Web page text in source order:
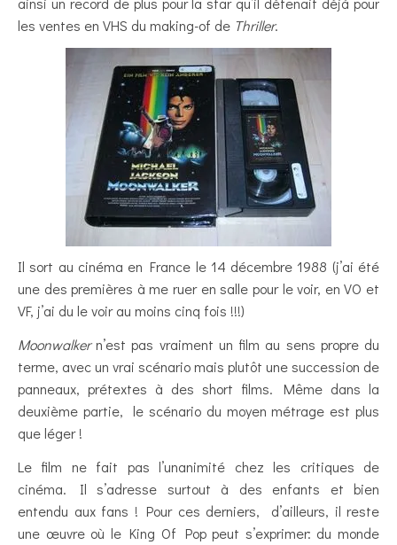
les ventes en VHS du making-of de Thriller.
Il sort au cinéma en France le 14 décembre 1988 (j’ai été
une des premières à me ruer en salle pour le voir, en VO et
VF, j’ai du le voir au moins cinq fois !!!)
Moonwalkern’est pas vraiment un film au sens propre du
terme, avec un vrai scénario mais plutôt une succession de
panneaux, prétextes à des short films. Même dans la
deuxième partie, le scénario du moyen métrage est plus
que léger !
Le film ne fait pas l’unanimité chez les critiques de
cinéma. Il s’adresse surtout à des enfants et bien
entendu aux fans ! Pour ces derniers, d’ailleurs, il reste
une œuvre où le King Of Pop peut s’exprimer: du monde